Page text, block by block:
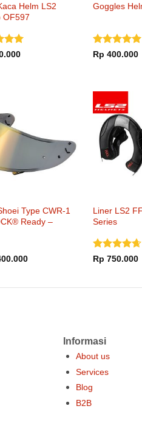
Helm LS2
OF597
5
Goggles
Dinilai 5
Rp 400.000
Type CWR-1
Ready –
Liner LS2
Series
Dinilai
Rp 750.000
Informasi
About us
Services
Blog
B2B